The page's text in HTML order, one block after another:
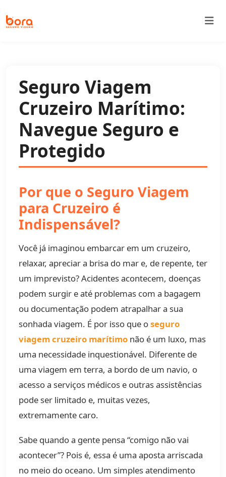
Bora Seguro Viagem
Seguro Viagem
Cruzeiro Marítimo:
Navegue Seguro e
Protegido
Por que o Seguro Viagem
para Cruzeiro é
Indispensável?
Você já imaginou embarcar em um cruzeiro,
relaxar, apreciar a brisa do mar e, de repente, ter
um imprevisto? Acidentes acontecem, doenças
podem surgir e até problemas com a bagagem
ou documentação podem atrapalhar a sua
sonhada viagem. É por isso que oseguro
viagem cruzeiro marítimo não é um luxo, mas
uma necessidade inquestionável. Diferente de
uma viagem em terra, a bordo de um navio, o
acesso a serviços médicos e outras assistências
pode ser limitado e, muitas vezes,
extremamente caro.
Sabe quando a gente pensa “comigo não vai
acontecer”? Pois é, essa é uma aposta arriscada
no meio do oceano. Um simples atendimento